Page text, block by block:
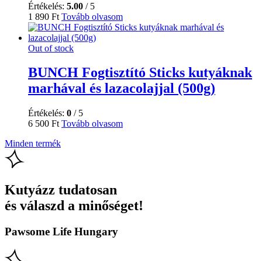
Értékelés: 5.00 / 5
1 890 Ft Tovább olvasom
Out of stock
BUNCH Fogtisztító Sticks kutyáknak
marhával és lazacolajjal (500g)
Értékelés: 0 / 5
6 500 Ft Tovább olvasom
Minden termék
Kutyázz tudatosan
és válaszd a minőséget!
Pawsome Life Hungary